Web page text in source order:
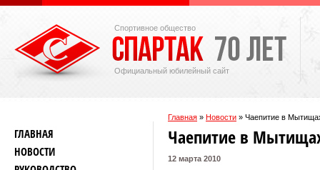
Спортивное общество
Официальный юбилейный сайт
Главная » Новости » Чаепитие в
ГЛАВНАЯ
НОВОСТИ
Чаепитие в
12 марта 2010